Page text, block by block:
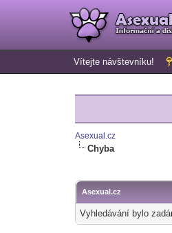
Vítejte návštevníku!
Asexual.cz
Chyba
Asexual.cz
Vyhledávání bylo